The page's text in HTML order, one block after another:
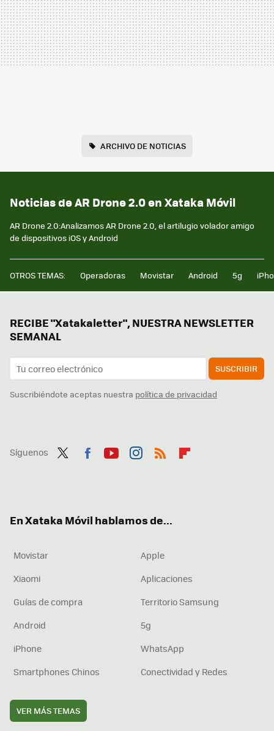
ARCHIVO DE NOTICIAS
Noticias de AR Drone 2.0 en Xataka Móvil
AR Drone 2.0:Analizamos AR Drone 2.0, el artilugio volador amigo
de dispositivos iOS y Android
OTROS TEMAS: Operadoras Movistar Android 5g
RECIBE "Xatakaletter", NUESTRA NEWSLETTER
SEMANAL
SUSCRIBIR
Suscribiéndote aceptas nuestra política de privacidad
Síguenos
En Xataka Móvil hablamos de...
Movistar
Apple
Xiaomi
Aplicaciones
Guías de compra
Territorio Samsung
Android
5g
iPhone
WhatsApp
Smartphones Chinos
Conectividad y Redes
VER MÁS TEMAS